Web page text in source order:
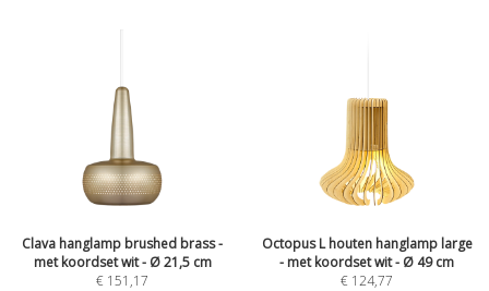
Clava hanglamp brushed brass -
met koordset wit - Ø 21,5 cm
€ 151,17
Octopus L houten hanglamp large
- met koordset wit - Ø 49 cm
€ 124,77